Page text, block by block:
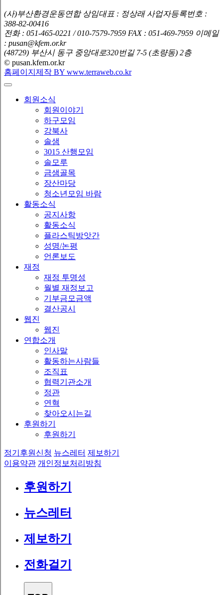
(사)부산환경운동연합 상임대표 : 정상래 사업자등록번호 :
388-82-00416
전화 : 051-465-0221 / 010-7579-7959 FAX : 051-469-7959 이메일
: pusan@kfem.or.kr
(48729) 부산시 동구 중앙대로320번길 7-5 (초량동) 2층
© pusan.kfem.or.kr
홈페이지제작 BY www.terraweb.co.kr
회원소식
회원이야기
하구모임
강북사
솔샘
3015 산행모임
솔모루
금샘골목
장산마당
청소년모임 바람
활동소식
공지사항
활동소식
플라스틱방앗간
성명/논평
언론보도
재정
재정 투명성
월별 재정보고
기부금모금액
결산공시
웹진
웹진
연합소개
인사말
활동하는사람들
조직표
협력기관소개
정관
연혁
찾아오시는길
후원하기
후원하기
정기후원신청 뉴스레터 제보하기
이용약관 개인정보처리방침
후원하기
뉴스레터
제보하기
전화걸기